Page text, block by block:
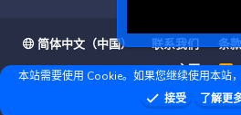
简体中文（中国） 联系我们 条
主页
R
S
S
❤ © Copyright 2020–2026 基岩科技 版权
本站需要使用 Cookie。如果您继续使用本站
接受
了解更